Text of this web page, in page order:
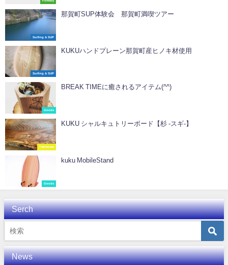
Surfing & SUP
那賀町SUP体験会 那賀町満喫ツアー
Surfing & SUP
KUKUハンドプレーン那賀町産ヒノキ材使用
Goods
BREAK TIMEに癒されるアイテム(^^)
Tableware
KUKU シャルキュトリーボード【杉 -スギ-】
Goods
kuku MobileStand
Serch
News